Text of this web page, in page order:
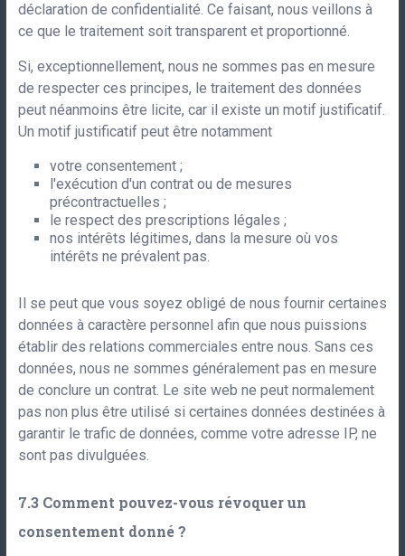
déclaration de confidentialité. Ce faisant, nous veillons à
ce que le traitement soit transparent et proportionné.
Si, exceptionnellement, nous ne sommes pas en mesure
de respecter ces principes, le traitement des données
peut néanmoins être licite, car il existe un motif justificatif.
Un motif justificatif peut être notamment
votre consentement ;
l'exécution d'un contrat ou de mesures
précontractuelles ;
le respect des prescriptions légales ;
nos intérêts légitimes, dans la mesure où vos
intérêts ne prévalent pas.
Il se peut que vous soyez obligé de nous fournir certaines
données à caractère personnel afin que nous puissions
établir des relations commerciales entre nous. Sans ces
données, nous ne sommes généralement pas en mesure
de conclure un contrat. Le site web ne peut normalement
pas non plus être utilisé si certaines données destinées à
garantir le trafic de données, comme votre adresse IP, ne
sont pas divulguées.
Comment pouvez-vous révoquer un
consentement donné ?